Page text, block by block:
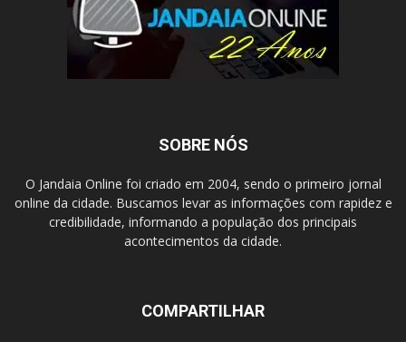
SOBRE NÓS
O Jandaia Online foi criado em 2004, sendo o primeiro jornal
online da cidade. Buscamos levar as informações com rapidez e
credibilidade, informando a população dos principais
acontecimentos da cidade.
COMPARTILHAR